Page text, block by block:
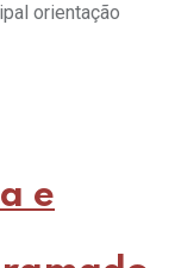
orientação
e